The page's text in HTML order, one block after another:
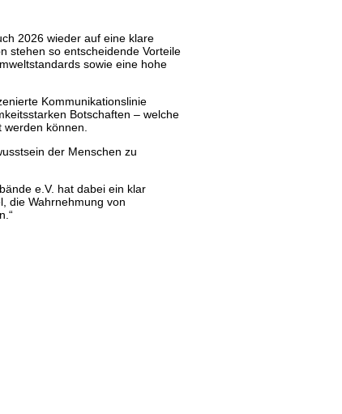
2026 wieder auf eine klare
stehen so entscheidende Vorteile
sowie eine hohe
Kommunikationslinie
Botschaften – welche
können.
der Menschen zu
e.V. hat dabei ein klar
die Wahrnehmung von